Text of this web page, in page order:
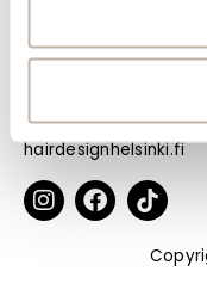
Ammattilainen, ole
hairdesignhelsinki.fi